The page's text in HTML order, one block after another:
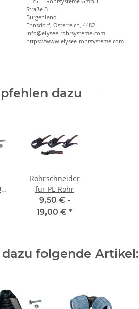
Straße 3
Burgenland
Ennsdorf, Österreich, 4482
info@elysee-rohrsysteme.com
https://www.elysee-rohrsysteme.com
dazu
Rohrschneider
für PE Rohr
9,50 € -
19,00 € *
folgende Artikel: